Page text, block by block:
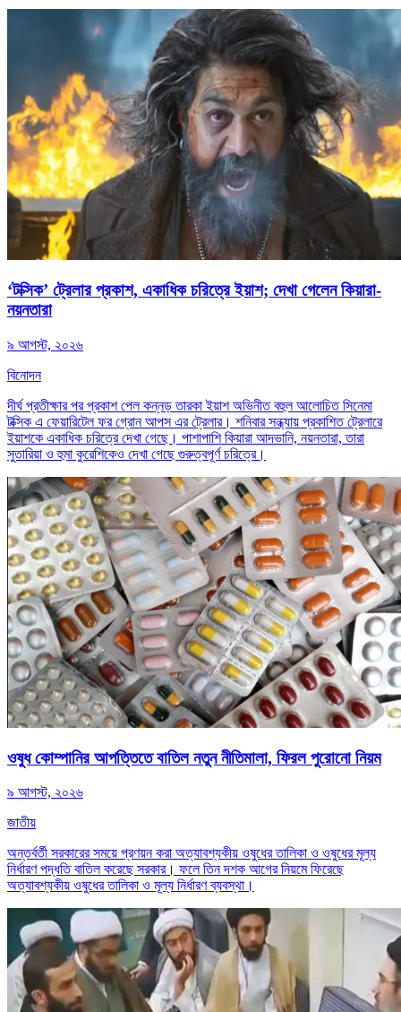
‘টক্সিক’ ট্রেলার প্রকাশ, একাধিক চরিত্রে ইয়াশ; দেখা গেলেন কিয়ারা-
নয়নতারা
৯ আগস্ট, ২০২৬
বিনোদন
দীর্ঘ প্রতীক্ষার পর প্রকাশ পেল কন্নড় তারকা ইয়াশ অভিনীত বহুল আলোচিত সিনেমা
টক্সিক এ ফেয়ারিটেল ফর গ্রোন আপস এর ট্রেলার। শনিবার সন্ধ্যায় প্রকাশিত ট্রেলারে
ইয়াশকে একাধিক চরিত্রে দেখা গেছে। পাশাপাশি কিয়ারা আদভানি, নয়নতারা, তারা
সুতারিয়া ও হুমা কুরেশিকেও দেখা গেছে গুরুত্বপূর্ণ চরিত্রে।
ওষুধ কোম্পানির আপত্তিতে বাতিল নতুন নীতিমালা, ফিরল পুরোনো নিয়ম
৯ আগস্ট, ২০২৬
জাতীয়
অন্তর্বর্তী সরকারের সময়ে প্রণয়ন করা অত্যাবশ্যকীয় ওষুধের তালিকা ও ওষুধের মূল্য
নির্ধারণ পদ্ধতি বাতিল করেছে সরকার। ফলে তিন দশক আগের নিয়মে ফিরেছে
অত্যাবশ্যকীয় ওষুধের তালিকা ও মূল্য নির্ধারণ ব্যবস্থা।